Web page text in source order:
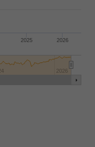
2025 2026
2026